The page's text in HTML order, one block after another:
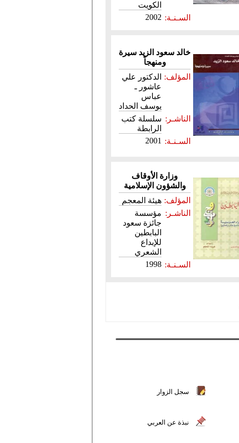
الكويت
السـنـة: 2002
خالد سعود الزيد سيرة
ومنهجاً
المؤلف:
الدكتور علي
عاشور ـ
عباس
يوسف الحداد
الناشـر: سلسلة كتب
الرابطة
السـنـة: 2001
وزارة الأوقاف
والشؤون الإسلامية
المؤلف: هيئة المعجم
الناشـر: مؤسسة
جائزة سعود
البابطين
للإبداع
الشعري
السـنـة: 1998
سجل الزوار
نبذة عن العربي